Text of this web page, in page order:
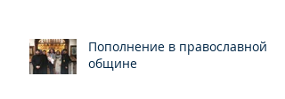
Пополнение в православной
общине